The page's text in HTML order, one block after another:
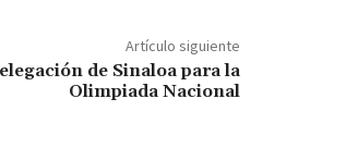
Artículo siguiente
de Sinaloa para la
Olimpiada Nacional